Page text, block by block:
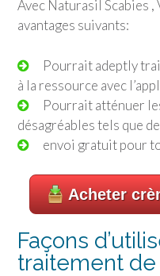
Avec Naturasil Scabies
avantages suivants:
Pourrait adeptly
à la ressource avec
Pourrait atténuer
désagréables tels que
envoi gratuit pour
Acheter
Façons
traitement